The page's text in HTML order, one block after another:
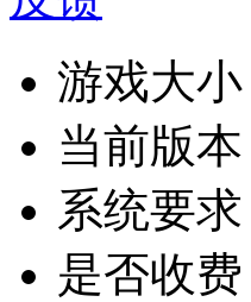
游戏大小
当前版本
系统要求
是否收费